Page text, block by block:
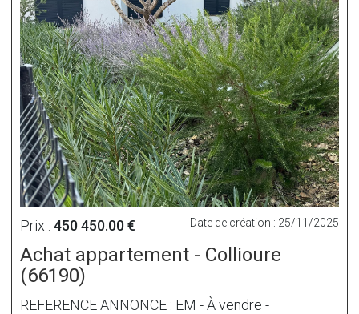
Prix : 450 450.00 € Date de création : 25/11/2025
Achat appartement - Collioure
(66190)
REFERENCE ANNONCE : EM - À vendre -